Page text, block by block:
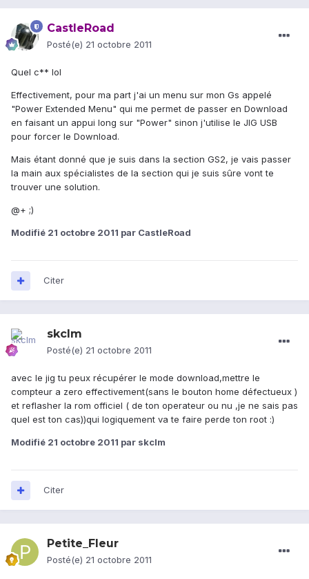
CastleRoad
Posté(e) 21 octobre 2011
Quel c** lol
Effectivement, pour ma part j'ai un menu sur mon Gs appelé
"Power Extended Menu" qui me permet de passer en Download
en faisant un appui long sur "Power" sinon j'utilise le JIG USB
pour forcer le Download.
Mais étant donné que je suis dans la section GS2, je vais passer
la main aux spécialistes de la section qui je suis sûre vont te
trouver une solution.
@+ ;)
Modifié 21 octobre 2011 par CastleRoad
Citer
skclm
Posté(e) 21 octobre 2011
avec le jig tu peux récupérer le mode download,mettre le
compteur a zero effectivement(sans le bouton home défectueux )
et reflasher la rom officiel ( de ton operateur ou nu ,je ne sais pas
quel est ton cas))qui logiquement va te faire perde ton root :)
Modifié 21 octobre 2011 par skclm
Citer
Petite_Fleur
Posté(e) 21 octobre 2011